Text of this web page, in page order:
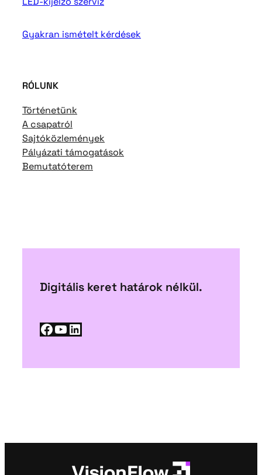
Gyakran ismételt kérdések
RÓLUNK
Történetünk
A csapatról
Sajtóközlemények
Pályázati támogatások
Bemutatóterem
Digitális keret határok nélkül.
Facebook
YouTube
LinkedIn